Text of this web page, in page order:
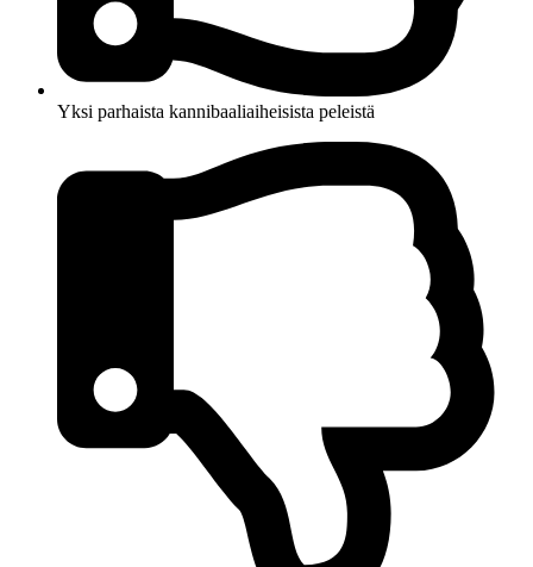
Yksi parhaista kannibaaliaiheisista peleistä